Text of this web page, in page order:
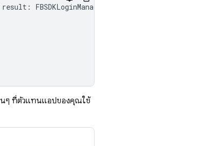
result : FBSDKLoginManagerLoginResult
ๆ ที่ตัวแทนแอปของคุณใช้